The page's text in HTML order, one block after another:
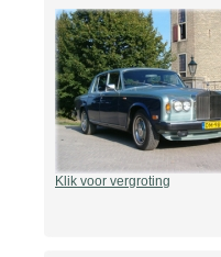
Klik voor vergroting